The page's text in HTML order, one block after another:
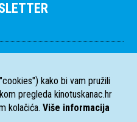
kako bi vam pružili
pregleda kinotuskanac.hr
kolačića. Više informacija